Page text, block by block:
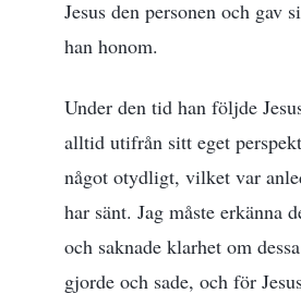
Jesus den personen och gav
han honom.
Under den tid han följde
alltid utifrån sitt eget
något otydligt, vilket var
har sänt. Jag måste erkänna
och saknade klarhet om
gjorde och sade, och för